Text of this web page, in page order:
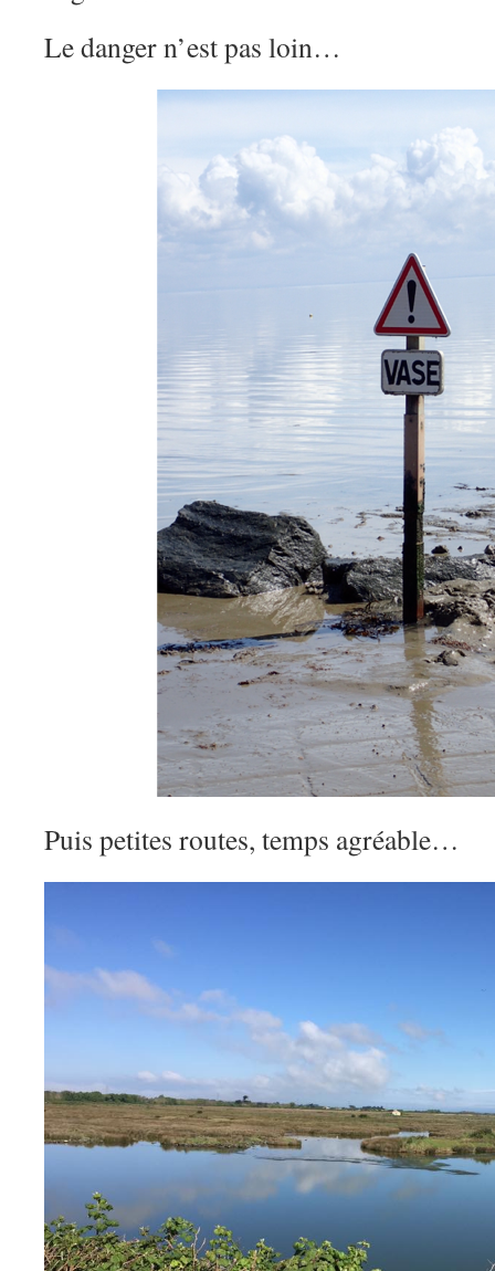
Le danger n’est pas loin…
Puis petites routes, temps agréable…